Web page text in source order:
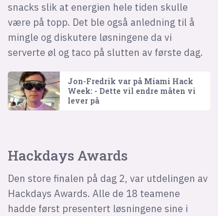
snacks slik at energien hele tiden skulle
være på topp. Det ble også anledning til å
mingle og diskutere løsningene da vi
serverte øl og taco på slutten av første dag.
Jon-Fredrik var på Miami Hack
Week: - Dette vil endre måten vi
lever på
Hackdays Awards
Den store finalen på dag 2, var utdelingen av
Hackdays Awards. Alle de 18 teamene
hadde først presentert løsningene sine i